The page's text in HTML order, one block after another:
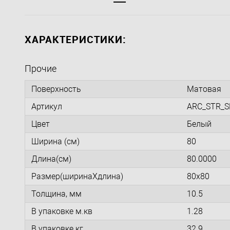
ХАРАКТЕРИСТИКИ:
Прочие
Поверхность
Матовая
Артикул
Цвет
Белый
Ширина (см)
80
Длина(см)
80.0000
Размер(ширинаXдлина)
80x80
Толщина, мм
10.5
В упаковке м.кв
1.28